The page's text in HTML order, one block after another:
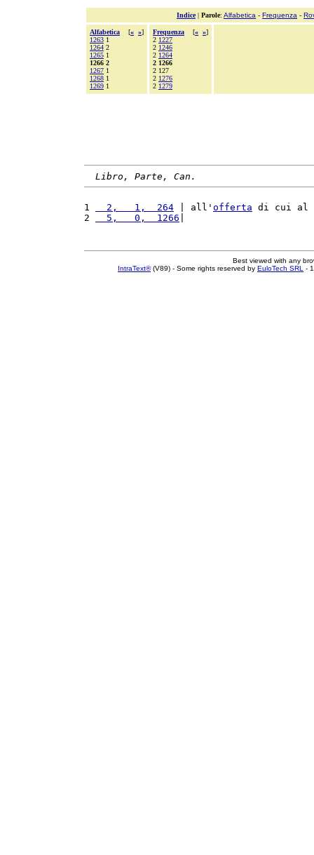
Indice| Parole: Alfabetica - Frequenza -
Alfabetica [« »]
1263 1
1264 2
1265 1
1266 2
1267 1
1268 1
1269 1
Frequenza [« »]
2 1227
2 1246
2 1264
2 1266
2 127
2 1276
2 1279
Libro, Parte, Can.
1
  2,   1,  264
| all' offerta di cui al
2
  5,   0,  1266
Best viewed with any
IntraText®(V89) - Some rights reserved by EuloTech SRL -